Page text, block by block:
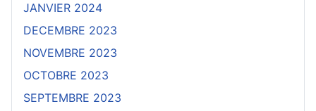
JANVIER 2024
DECEMBRE 2023
NOVEMBRE 2023
OCTOBRE 2023
SEPTEMBRE 2023